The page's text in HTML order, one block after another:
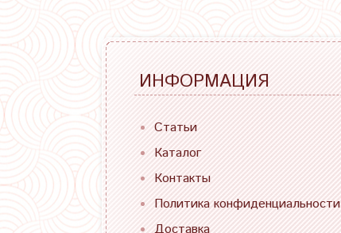
ИНФОРМАЦИЯ
Статьи
Каталог
Контакты
Политика конфиденциальности